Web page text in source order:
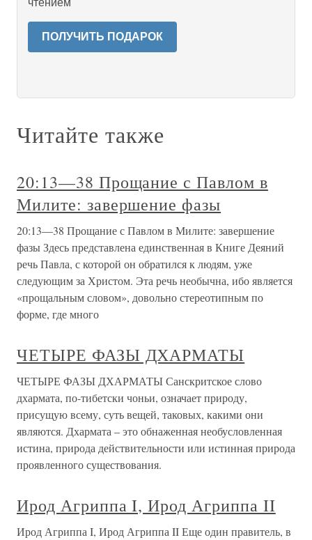
чтением
ПОЛУЧИТЬ ПОДАРОК
Читайте также
20:13—38 Прощание с Павлом в
Милите: завершение фазы
20:13—38 Прощание с Павлом в Милите: завершение
фазы Здесь представлена единственная в Книге Деяний
речь Павла, с которой он обратился к людям, уже
следующим за Христом. Эта речь необычна, ибо является
«прощальным словом», довольно стереотипным по
форме, где много
ЧЕТЫРЕ ФАЗЫ ДХАРМАТЫ
ЧЕТЫРЕ ФАЗЫ ДХАРМАТЫ Санскритское слово
дхармата, по-тибетски чоньи, означает природу,
присущую всему, суть вещей, таковых, какими они
являются. Дхармата – это обнаженная необусловленная
истина, природа действительности или истинная природа
проявленного существования.
Ирод Агриппа I, Ирод Агриппа II
Ирод Агриппа I, Ирод Агриппа II Еще один правитель, в